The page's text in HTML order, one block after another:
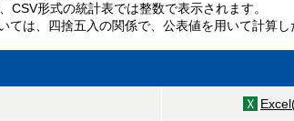
形式の統計表では整数で表示されます。
、四捨五入の関係で、公表値を用いて計算し